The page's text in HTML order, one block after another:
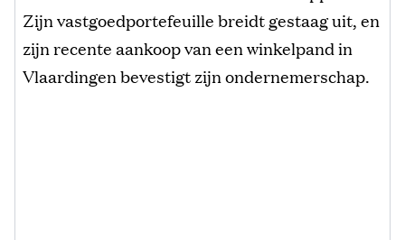
Zijn vastgoedportefeuille breidt gestaag uit, en
zijn recente aankoop van een winkelpand in
Vlaardingen bevestigt zijn ondernemerschap.